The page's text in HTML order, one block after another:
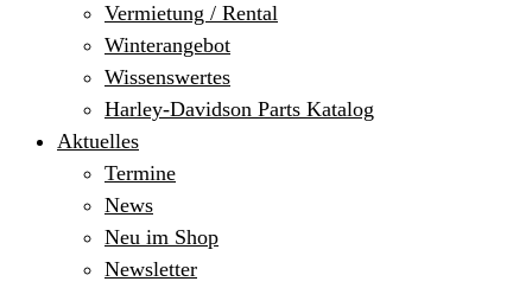
Vermietung / Rental
Winterangebot
Wissenswertes
Harley-Davidson Parts Katalog
Aktuelles
Termine
News
Neu im Shop
Newsletter